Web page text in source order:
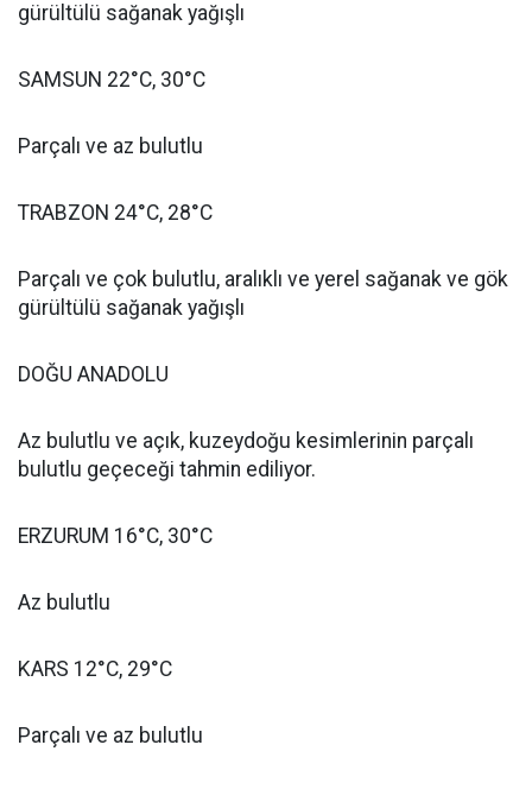
gürültülü sağanak yağışlı
SAMSUN 22°C, 30°C
Parçalı ve az bulutlu
TRABZON 24°C, 28°C
Parçalı ve çok bulutlu, aralıklı ve yerel sağanak ve gök
gürültülü sağanak yağışlı
DOĞU ANADOLU
Az bulutlu ve açık, kuzeydoğu kesimlerinin parçalı
bulutlu geçeceği tahmin ediliyor.
ERZURUM 16°C, 30°C
Az bulutlu
KARS 12°C, 29°C
Parçalı ve az bulutlu